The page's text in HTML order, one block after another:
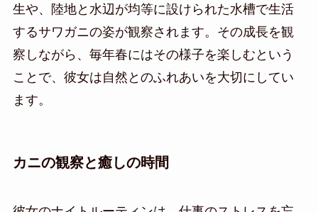
生や、陸地と水辺が均等に設けられた水槽で生活
するサワガニの姿が観察されます。その成長を観
察しながら、毎年春にはその様子を楽しむという
ことで、彼女は自然とのふれあいを大切にしてい
ます。
カニの観察と癒しの時間